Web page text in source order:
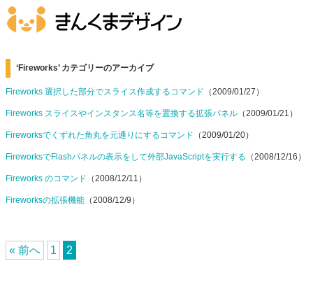
‘Fireworks’ カテゴリーのアーカイブ
Fireworks 選択した部分でスライス作成するコマンド （2009/01/27）
Fireworks スライスやインスタンス名等を置換する拡張パネル （2009/01/21）
Fireworksでくずれた角丸を元通りにするコマンド （2009/01/20）
FireworksでFlashパネルの表示をして外部JavaScriptを実行する （2008/12/16）
Fireworks のコマンド （2008/12/11）
Fireworksの拡張機能 （2008/12/9）
« 前へ 1 2